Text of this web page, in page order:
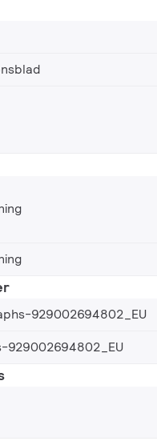
929002694802_EU
929002694802_EU